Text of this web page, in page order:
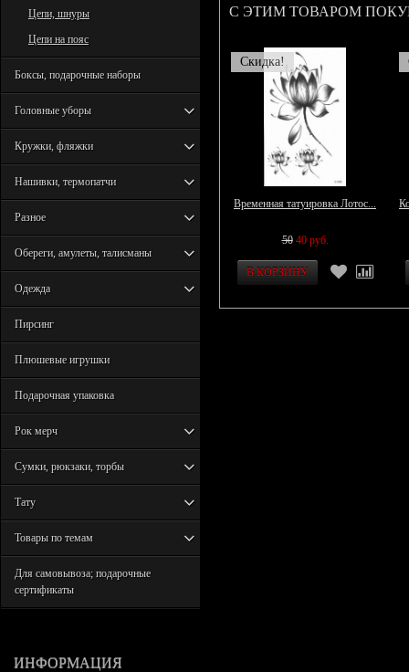
Цепи, шнуры
Цепи на пояс
Боксы, подарочные наборы
Головные уборы
Кружки, фляжки
Нашивки, термопатчи
Разное
Обереги, амулеты, талисманы
Одежда
Пирсинг
Плюшевые игрушки
Подарочная упаковка
Рок мерч
Сумки, рюкзаки, торбы
Тату
Товары по темам
Для самовывоза; подарочные
сертификаты
ИНФОРМАЦИЯ
С ЭТИМ ТОВАРОМ
Скидка!
Временная татуировка Лотос...
50 40 руб.